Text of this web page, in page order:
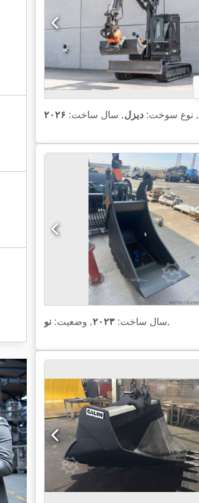
, نوع سوخت: دیزل, سال ساخت: ۲۰۲۶
سال ساخت: ۲۰۲۳, وضعیت: نو ,